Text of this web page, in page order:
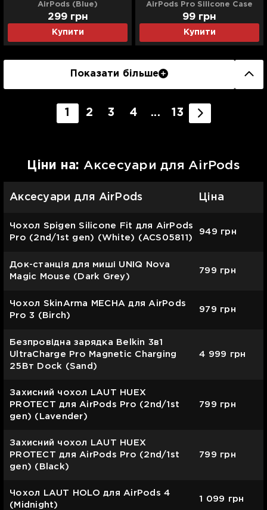
AirPods (Blue)
Купити
299 грн
AirPods Pro Silicone Case
(Red)
Купити
99 грн
Показати більше
1 2 3 4 ... 13
Цiни на: Аксесуари для AirPods
Аксесуари для AirPods Ціна
Чохол Spigen Silicone Fit для AirPods
Pro (2nd/1st gen) (White) (ACS05811)
949 грн
Док-станція для миші UNIQ Nova
Magic Mouse (Dark Grey)
799 грн
Чохол SkinArma MECHA для AirPods
Pro 3 (Birch)
979 грн
Безпровідна зарядка Belkin 3в1
UltraCharge Pro Magnetic Charging
25Вт Dock (Sand)
4 999 грн
Захисний чохол LAUT HUEX
PROTECT для AirPods Pro (2nd/1st
gen) (Lavender)
799 грн
Захисний чохол LAUT HUEX
PROTECT для AirPods Pro (2nd/1st
gen) (Black)
799 грн
Чохол LAUT HOLO для AirPods 4
(Midnight)
1 099 грн